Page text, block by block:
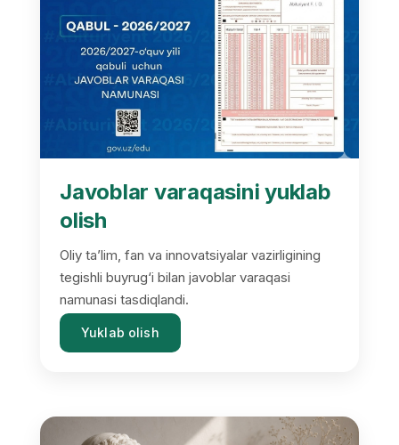
Javoblar varaqasini yuklab
olish
Oliy ta’lim, fan va innovatsiyalar vazirligining
tegishli buyrug‘i bilan javoblar varaqasi
namunasi tasdiqlandi.
Yuklab olish